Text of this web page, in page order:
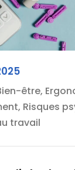
être,
Risques
travail